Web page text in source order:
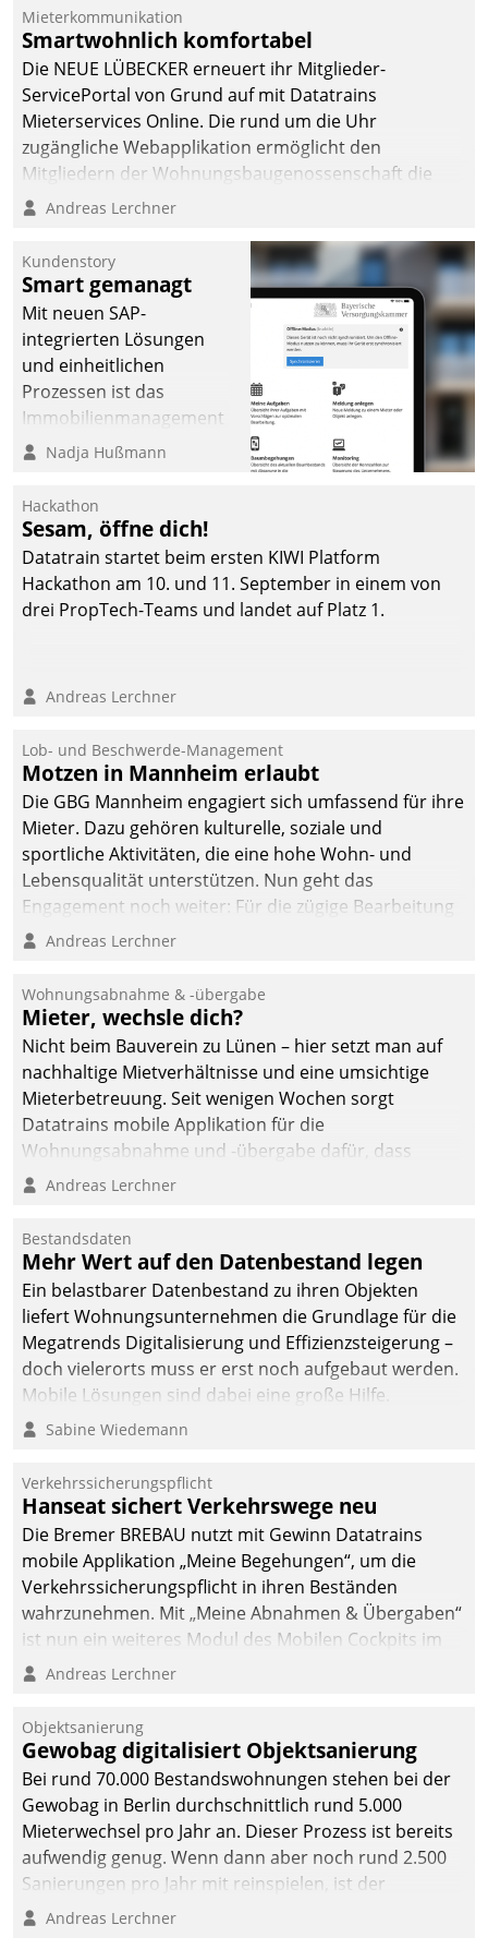
Datatrain ermöglicht
automatisiert ausgelöste,
zielgerichtete
Mieterbefragungen – eine
starke Grundlage für
intelligente,
Entscheidungen.
Mieterkommunikation
Smartwohnlich komfortabel
Die NEUE LÜBECKER erneuert ihr Mitglieder-
ServicePortal von Grund auf mit Datatrains
Mieterservices Online. Die rund um die Uhr
zugängliche Webapplikation ermöglicht den
Mitgliedern der Wohnungs­bau­genossenschaft die
Kontaktaufnahme per Smartphone, Tablet oder PC.
Andreas Lerchner
Kundenstory
Smart gemanagt
Mit neuen SAP-
integrierten Lösungen
und einheitlichen
Prozessen ist das
Immobilienmanagement
der Bayerischen
Ressort Kapitalanlage für
künftige Aufgaben und
Herausforderungen
gerüstet.
Nadja Hußmann
Hackathon
Sesam, öffne dich!
Datatrain startet beim ersten KIWI Platform
Hackathon am 10. und 11. September in einem von
drei PropTech-Teams und landet auf Platz 1.
Andreas Lerchner
Lob- und Beschwerde-Management
Motzen in Mannheim erlaubt
Die GBG Mannheim engagiert sich umfassend für ihre
Mieter. Dazu gehören kulturelle, soziale und
sportliche Aktivitäten, die eine hohe Wohn- und
Lebensqualität unterstützen. Nun geht das
Engagement noch weiter: Für die zügige Bearbeitung
von Beschwerden – oder Lob – richtet das
und Beschwerde-Management einen eigenen Kanal
ein.
Andreas Lerchner
Wohnungsabnahme & -übergabe
Mieter, wechsle dich?
Nicht beim Bauverein zu Lünen – hier setzt man auf
nachhaltige Mietverhältnisse und eine umsichtige
Mieterbetreuung. Seit wenigen Wochen sorgt
Datatrains mobile Applikation für die
Wohnungsabnahme und -übergabe dafür, dass
Mieter wohlgeordnet kommen und, so es sein muss,
Andreas Lerchner
Bestandsdaten
Mehr Wert auf den Datenbestand legen
Ein belastbarer Datenbestand zu ihren Objekten
liefert Wohnungsunternehmen die Grundlage für die
Megatrends Digitalisierung und Effizienzsteigerung –
doch vielerorts muss er erst noch aufgebaut werden.
Mobile Lösungen sind dabei eine große Hilfe.
Sabine Wiedemann
Verkehrssicherungspflicht
Hanseat sichert Verkehrswege neu
Die Bremer BREBAU nutzt mit Gewinn Datatrains
mobile Applikation „Meine Begehungen“, um die
Verkehrssicherungspflicht in ihren Beständen
wahrzunehmen. Mit „Meine Abnahmen & Übergaben“
ist nun ein weiteres Modul des Mobilen Cockpits im
Einsatz.
Andreas Lerchner
Objektsanierung
Gewobag digitalisiert Objektsanierung
Bei rund 70.000 Bestandswohnungen stehen bei der
Gewobag in Berlin durchschnittlich rund 5.000
Mieterwechsel pro Jahr an. Dieser Prozess ist bereits
aufwendig genug. Wenn dann aber noch rund 2.500
Sanierungen pro Jahr mit reinspielen, ist der
Betreuungs- und Organisationsaufwand immens. Im
Andreas Lerchner